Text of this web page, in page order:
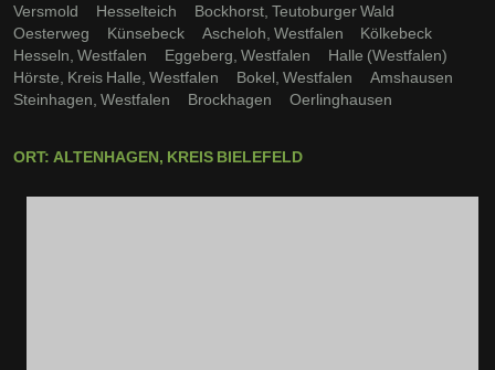
Versmold
Hesselteich
Bockhorst, Teutoburger Wald
Oesterweg
Künsebeck Ascheloh, Westfalen
Kölkebeck
Hesseln, Westfalen
Eggeberg, Westfalen
Halle (Westfalen)
Hörste, Kreis Halle, Westfalen
Bokel, Westfalen
Amshausen
Steinhagen, Westfalen
Brockhagen Oerlinghausen
ORT: ALTENHAGEN, KREIS BIELEFELD